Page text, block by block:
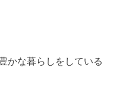
かな暮らしをしている